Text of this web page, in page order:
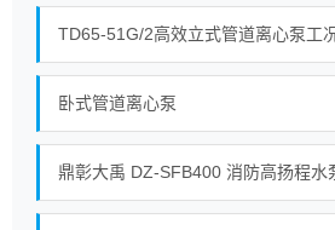
TD65-51G/2高效立式管道离心泵工
卧式管道离心泵